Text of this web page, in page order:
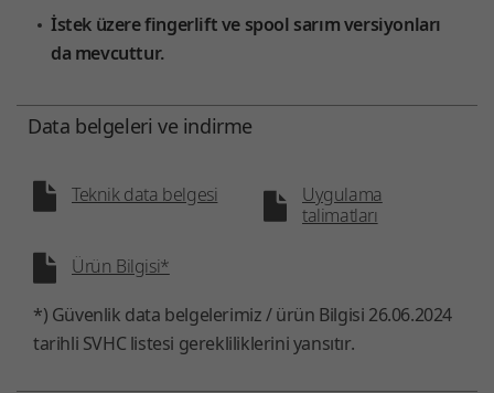
İstek üzere fingerlift ve spool sarım versiyonları
da mevcuttur.
Data belgeleri ve indirme
Teknik data belgesi
Uygulama
talimatları
Ürün Bilgisi*
*) Güvenlik data belgelerimiz / ürün Bilgisi 26.06.2024
tarihli SVHC listesi gerekliliklerini yansıtır.